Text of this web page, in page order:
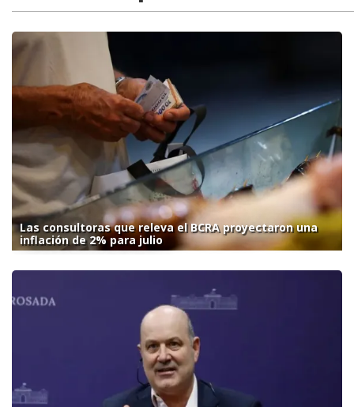
Las consultoras que releva el BCRA proyectaron una
inflación de 2% para julio